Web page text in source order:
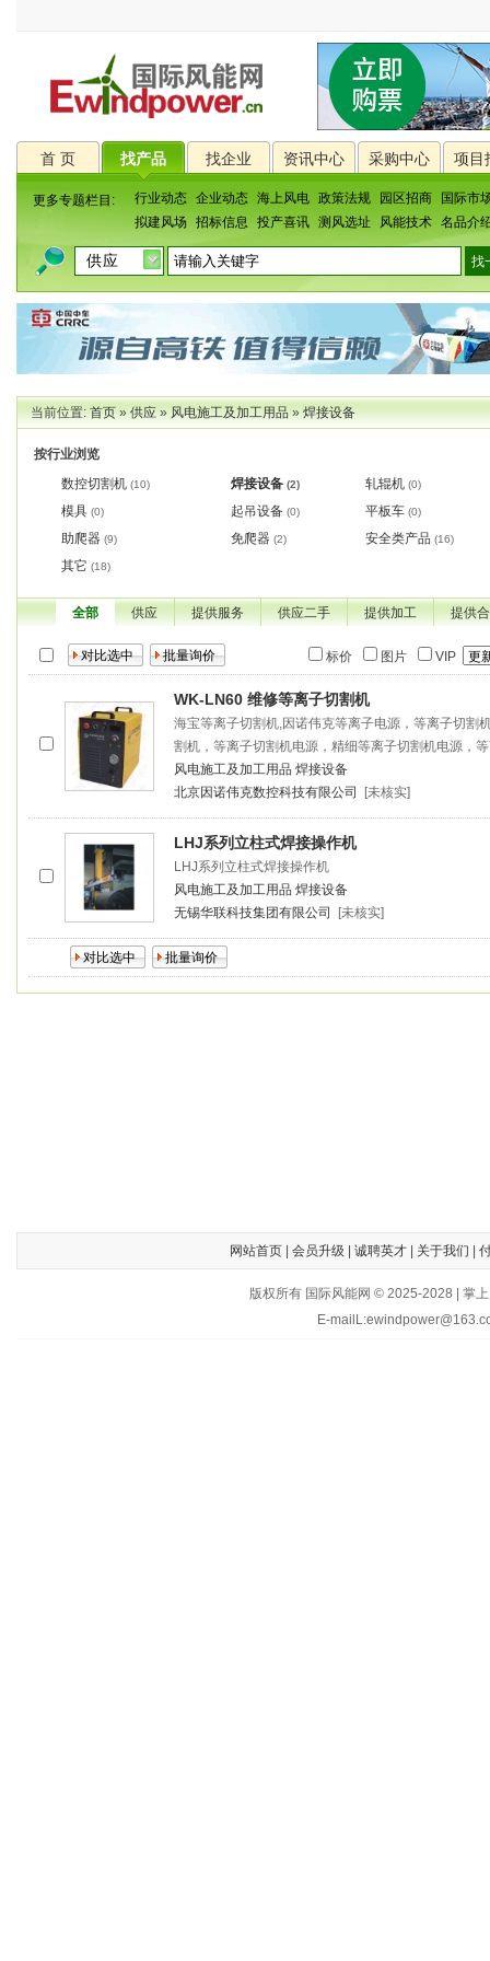
首 页 找产品 找企业 资讯中心 采购中心 项目
更多专题栏目: 行业动态 企业动态 海上风电 政策法规 园区招商
国际市
拟建风场
招标信息 投产喜讯 测风选址 风能技术 名品介
当前位置:首页»供应»风电施工及加工用品»焊接设备
按行业浏览
数控切割机 (10) 焊接设备 (2) 轧辊机 (0)
模具 (0) 起吊设备 (0) 平板车 (0)
助爬器 (9) 免爬器 (2) 安全类产品 (16)
其它 (18)
全部 供应 提供服务 供应二手 提供加工 提供
标价 图片 VIP
WK-LN60 维修等离子切割机
海宝等离子切割机,因诺伟克等离子电源，等离子切割
割机，等离子切割机电源，精细等离子切割机电源，
风电施工及加工用品 焊接设备
北京因诺伟克数控科技有限公司
[未核实]
LHJ系列立柱式焊接操作机
LHJ系列立柱式焊接操作机
风电施工及加工用品 焊接设备
无锡华联科技集团有限公司
[未核实]
网站首页| 会员升级 诚聘英才| 关于我们
版权所有 国际风能网 © 2025-2028 | 掌
E-